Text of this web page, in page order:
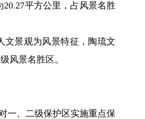
20.27平方公里，占风景名胜
文景观为风景特征，陶琉文
风景名胜区。
一、二级保护区实施重点保